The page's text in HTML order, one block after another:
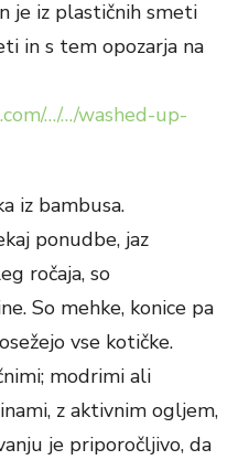
je iz plastičnih smeti
in s tem opozarja na
…/…/washed-up-
iz bambusa.
ponudbe, jaz
ročaja, so
So mehke, konice pa
vse kotičke.
modrimi ali
z aktivnim ogljem,
je priporočljivo, da